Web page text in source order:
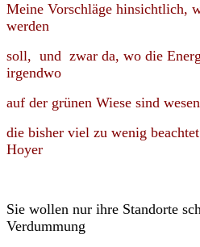
Meine Vorschläge hinsichtlich,
werden
soll, und zwar da, wo die
irgendwo
auf der grünen Wiese sind
die bisher viel zu wenig
Hoyer
Sie wollen nur ihre Standorte
Verdummung